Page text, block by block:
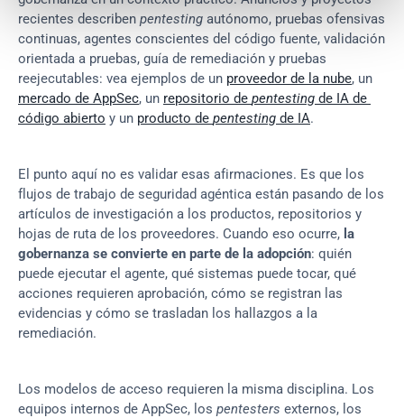
recientes describen pentesting autónomo, pruebas ofensivas
continuas, agentes conscientes del código fuente, validación
orientada a pruebas, guía de remediación y pruebas
reejecutables: vea ejemplos de un proveedor de la nube
mercado de AppSec, un repositorio de pentesting de IA de
código abierto y un producto de pentesting de IA.
El punto aquí no es validar esas afirmaciones. Es que los
flujos de trabajo de seguridad agéntica están pasando de los
artículos de investigación a los productos, repositorios y
hojas de ruta de los proveedores. Cuando eso ocurre, la
gobernanza se convierte en parte de la adopción: quién
puede ejecutar el agente, qué sistemas puede tocar, qué
acciones requieren aprobación, cómo se registran las
evidencias y cómo se trasladan los hallazgos a la
remediación.
Los modelos de acceso requieren la misma disciplina. Los
equipos internos de AppSec, los pentesters externos, los